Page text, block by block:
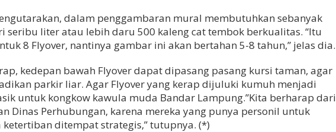
dalam penggambaran mural membutuhkan sebanyak
seribu liter atau lebih daru 500 kaleng cat tembok berkualitas. “Itu
8 Flyover, nantinya gambar ini akan bertahan 5-8 tahun,” jelas dia.
kedepan bawah Flyover dapat dipasang pasang kursi taman, agar
parkir liar. Agar Flyover yang kerap dijuluki kumuh menjadi
untuk kongkow kawula muda Bandar Lampung.”Kita berharap dari
Dinas Perhubungan, karena mereka yang punya personil untuk
ketertiban ditempat strategis,” tutupnya. (*)